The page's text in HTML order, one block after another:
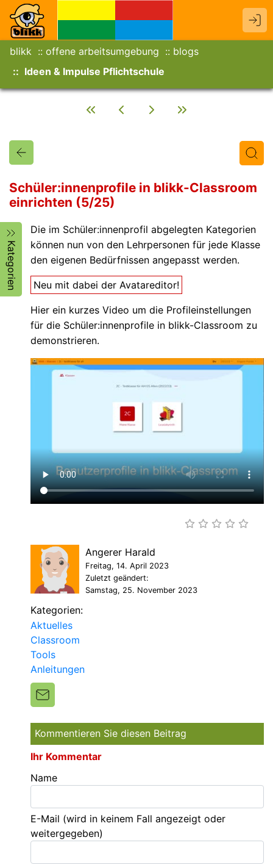
blikk offene arbeitsumgebung
blogs
Ideen & Impulse Pflichtschule
Schüler:innenprofile in blikk-Classroom
einrichten (5/25)
Kategorien
Die im Schüler:innenprofil abgelegten Kategorien
können nun von den Lehrpersonen für jede Klasse
den eigenen Bedürfnissen angepasst werden.
Neu mit dabei der Avatareditor!
Hier ein kurzes Video um die Profileinstellungen
für die Schüler:innenprofile in blikk-Classroom zu
demonstrieren.
Angerer Harald
Freitag, 14. April 2023
Zuletzt geändert:
Samstag, 25. November 2023
Kategorien:
Aktuelles
Classroom
Tools
Anleitungen
Kommentieren Sie diesen Beitrag
Ihr Kommentar
Name
E-Mail (wird in keinem Fall angezeigt oder
weitergegeben)